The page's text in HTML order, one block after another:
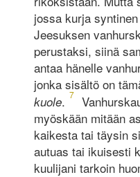
jossa kurja
Jeesuksen
perustaksi, siinä
antaa hänelle
jonka sisältö on
kuole. 7
myöskään mitään
kaikesta tai täysin
autuas tai ikuisesti
kuulijani tarkoin